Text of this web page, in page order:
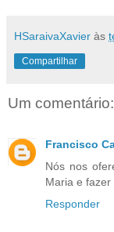
HSaraivaXavier às
Compartilhar
Um comentário:
Francisco
Nós nos
Maria e fazer
Responder